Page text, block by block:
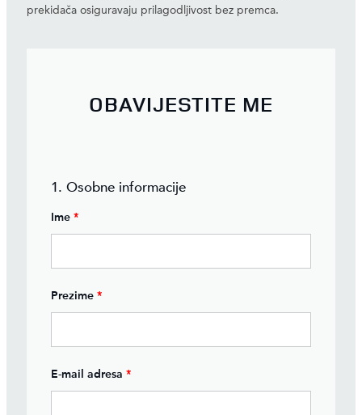
prekidača osiguravaju prilagodljivost bez premca.
OBAVIJESTITE ME
1. Osobne informacije
Ime *
Prezime *
E-mail adresa *